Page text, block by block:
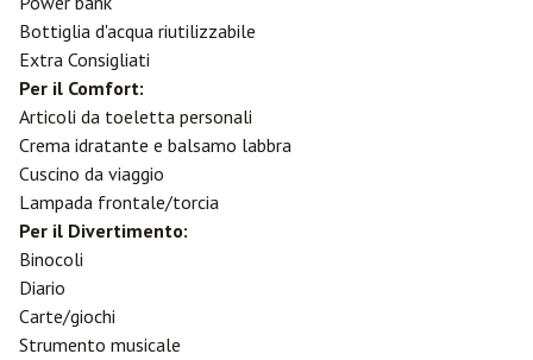
Bottiglia d'acqua riutilizzabile
Extra Consigliati
Per il Comfort:
Articoli da toeletta personali
Crema idratante e balsamo labbra
Cuscino da viaggio
Lampada frontale/torcia
Per il Divertimento:
Binocoli
Diario
Carte/giochi
Strumento musicale